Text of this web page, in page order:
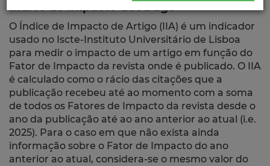
O Índice de Impacto de Artigo (IIA) é um indicador
usado no Iscte-Instituto Universitário de Lisboa
para medir o impacto de um artigo em função do
Fator de Impacto da revista onde é publicado. O IIA
é calculado como o rácio das citações que a
publicação recebeu até ao momento com a soma
de todos os Fatores de Impacto da revista desde o
ano da publicação até ao ano anterior ao atual (i.e.
2025). Para o caso em que não exista ainda
informação sobre o Fator de Impacto do ano
anterior ao atual, considera-se o mesmo valor do